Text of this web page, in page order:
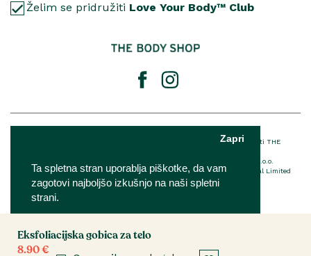
Ta spletna stran uporablja piškotke, da vam
zagotovi najboljšo izkušnjo na naši spletni
strani.
Zapri
Nastavitve
Eksfoliacijska gobica za telo
8.90 €
Želim se pridružiti Love Your Body™ Club
® Registrirana blagovna znamka podjetja THE BODY SHOP LIMITED™ v lasti THE
The Body Shop franšiza je v lasti in upravljanju podjetja IQ Verde d.o.o.
Za podrobnosti o EU imenovani odgovorni osebi The Body Shop International Limited
kliknitetukaj